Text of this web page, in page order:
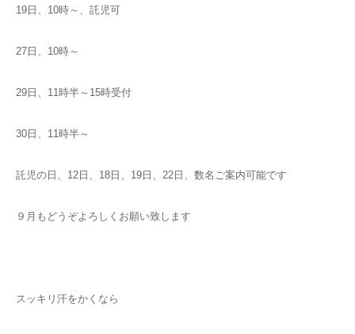
19日、10時～、託児可
27日、10時～
29日、11時半～15時受付
30日、11時半～
託児の日、12日、18日、19日、22日、数名ご案内可能です
９月もどうぞよろしくお願い致します
スッキリ汗をかくなら